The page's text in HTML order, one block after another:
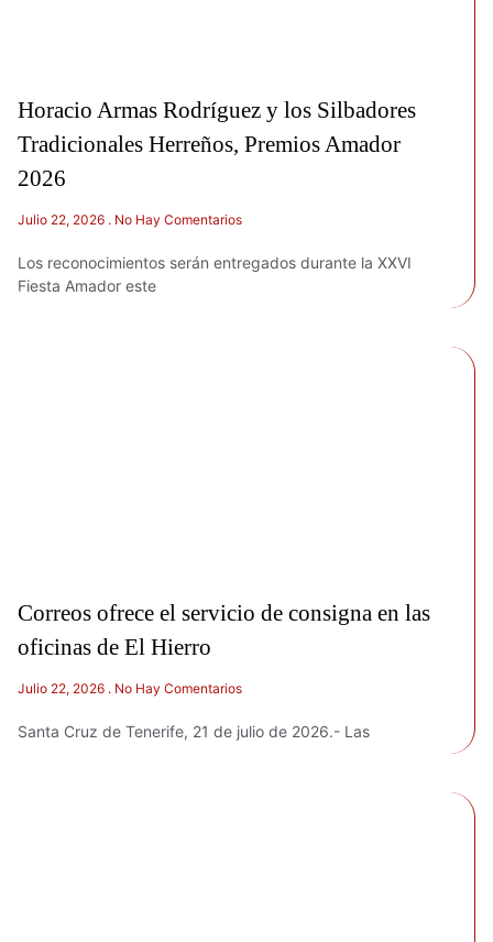
Horacio Armas Rodríguez y los Silbadores
Tradicionales Herreños, Premios Amador
2026
Julio 22, 2026 No Hay Comentarios
Los reconocimientos serán entregados durante la XXVI
Fiesta Amador este
Correos ofrece el servicio de consigna en las
oficinas de El Hierro
Julio 22, 2026 No Hay Comentarios
Santa Cruz de Tenerife, 21 de julio de 2026.- Las